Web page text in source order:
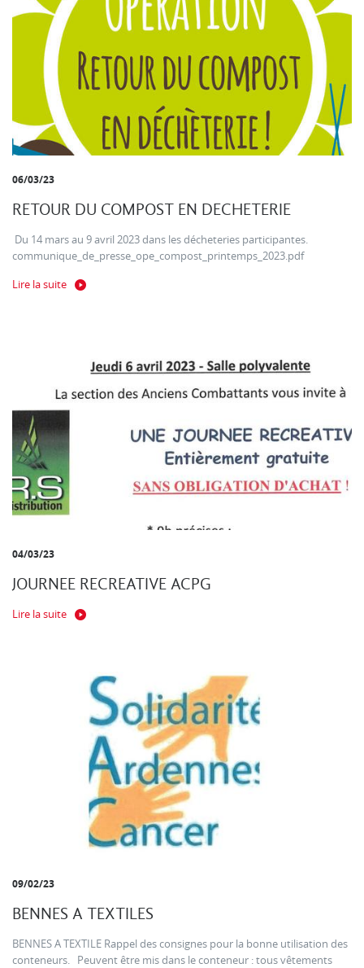
06/03/23
RETOUR DU COMPOST EN DECHETERIE
Du 14 mars au 9 avril 2023 dans les décheteries participantes.
communique_de_presse_ope_compost_printemps_2023.pdf
Lire la suite
04/03/23
JOURNEE RECREATIVE ACPG
Lire la suite
09/02/23
BENNES A TEXTILES
BENNES A TEXTILE Rappel des consignes pour la bonne utilisation des
conteneurs. Peuvent être mis dans le conteneur : tous vêtements